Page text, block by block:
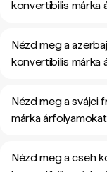
konvertibilis márka
Nézd meg a
konvertibilis márka
Nézd meg a svájci
márka árfolyamokat
Nézd meg a cseh